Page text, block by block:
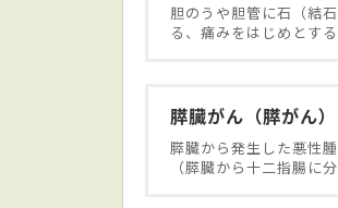
胆のうや胆管に石（結
る、痛みをはじめとす
膵臓がん（膵がん）
膵臓から発生した悪性
（膵臓から十二指腸に